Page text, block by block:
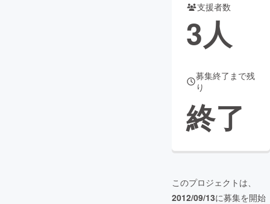
CAMPFIRE Creation
コミュニティ
支援者数
3人
募集終了まで残
り
終了
このプロジェクトは、
2012/09/13に募集を開始